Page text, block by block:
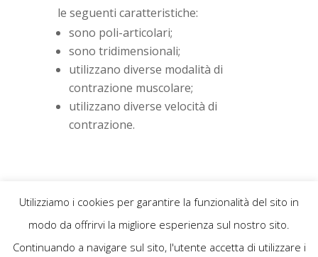
le seguenti caratteristiche:
sono poli-articolari;
sono tridimensionali;
utilizzano diverse modalità di
contrazione muscolare;
utilizzano diverse velocità di
contrazione.
Powered by Designio Gráfico
Utilizziamo i cookies per garantire la funzionalità del sito in
modo da offrirvi la migliore esperienza sul nostro sito.
Continuando a navigare sul sito, l'utente accetta di utilizzare i